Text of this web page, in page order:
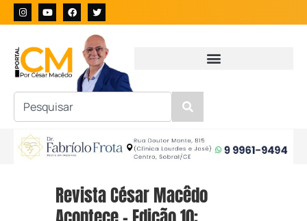
Revista César Macêdo